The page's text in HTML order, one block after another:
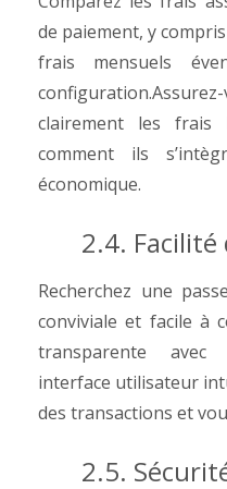
de paiement, y
frais mensuels
clairement les
comment ils
économique.
2.4. Facilité
Recherchez une
conviviale et facile à
transparente avec
interface utilisateur
des transactions et
2.5.